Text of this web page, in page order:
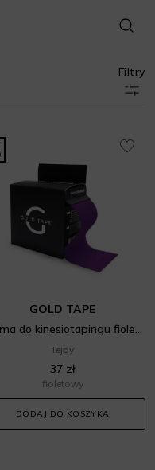
SZUKAJ
Filtry
GOLD TAPE
Taśma do kinesiotapingu fioletowa
Tejpy
37 zł
fioletowy
DODAJ DO KOSZYKA